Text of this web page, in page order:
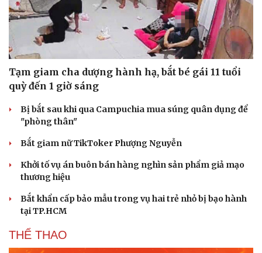
Tạm giam cha dượng hành hạ, bắt bé gái 11 tuổi
quỳ đến 1 giờ sáng
Bị bắt sau khi qua Campuchia mua súng quân dụng để
"phòng thân"
Bắt giam nữ TikToker Phượng Nguyễn
Khởi tố vụ án buôn bán hàng nghìn sản phẩm giả mạo
thương hiệu
Bắt khẩn cấp bảo mẫu trong vụ hai trẻ nhỏ bị bạo hành
tại TP.HCM
THỂ THAO